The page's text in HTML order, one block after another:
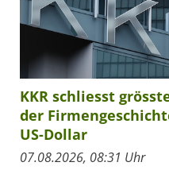
KKR schliesst
der
US-Dollar
07.08.2026, 08:31 Uhr